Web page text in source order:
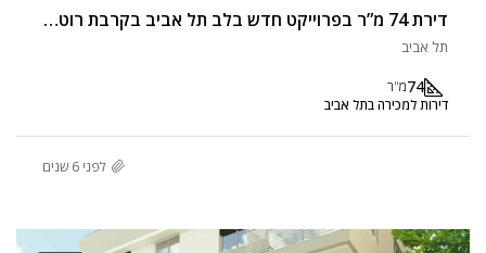
דירת 74 מ”ר בפרוייקט חדש בלב תל אביב בקרבת רוטשילד
תל אביב
74מ"ר
דירות למכירה בתל אביב
לפני 6 שנים